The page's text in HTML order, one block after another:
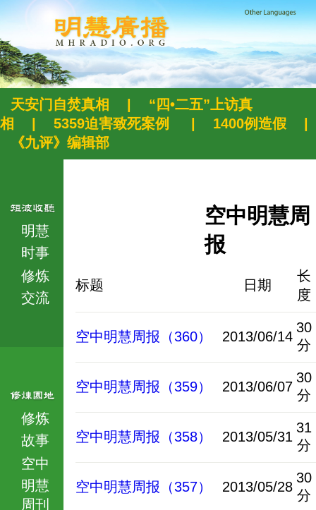
天安门自焚真相
“四•二五”上访真
相
5359迫害致死案例 1400例造假
《九评》编辑部
明慧
时事
修炼
交流
修炼
故事
空中
明慧
周刊
空中明慧周
报
标题 日期
长
度
空中明慧周报（360） 2013/06/14
30
分
空中明慧周报（359） 2013/06/07
30
分
空中明慧周报（358） 2013/05/31
31
分
空中明慧周报（357） 2013/05/28
30
分